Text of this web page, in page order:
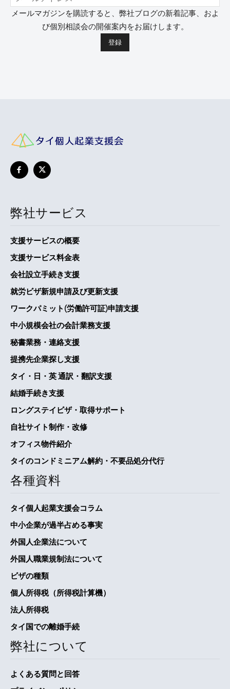
メールマガジンを購読すると、弊社ブログの新着記事、およ
び個別相談会の開催案内をお届けします。
弊社サービス
支援サービスの概要
支援サービス料金表
会社設立手続き支援
就労ビザ新規申請及び更新支援
ワークパミット(労働許可証)申請支援
中小規模会社の会計業務支援
秘書業務・連絡支援
提携先企業探し支援
タイ・日・英 通訳・翻訳支援
結婚手続き支援
ロングステイビザ・取得サポート
自社サイト制作・改修
オフィス物件紹介
タイのコンドミニアム解約・不要品処分代行
各種資料
タイ個人起業支援会コラム
中小企業が過半占める事実
外国人企業法について
外国人職業規制法について
ビザの種類
個人所得税（所得税計算機）
法人所得税
タイ国での離婚手続
弊社について
よくある質問と回答